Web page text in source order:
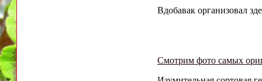
Вдобавак организовал
Смотрим фото самых